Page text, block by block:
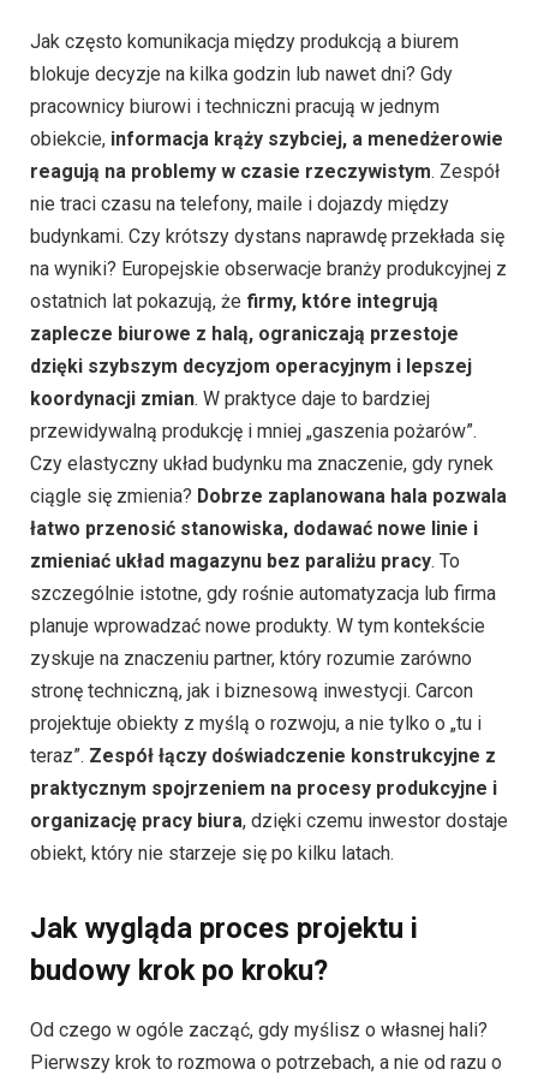
Jak często komunikacja między produkcją a biurem
blokuje decyzje na kilka godzin lub nawet dni? Gdy
pracownicy biurowi i techniczni pracują w jednym
obiekcie, informacja krąży szybciej, a menedżerowie
reagują na problemy w czasie rzeczywistym. Zespół
nie traci czasu na telefony, maile i dojazdy między
budynkami. Czy krótszy dystans naprawdę przekłada się
na wyniki? Europejskie obserwacje branży produkcyjnej z
ostatnich lat pokazują, że firmy, które integrują
zaplecze biurowe z halą, ograniczają przestoje
dzięki szybszym decyzjom operacyjnym i lepszej
koordynacji zmian. W praktyce daje to bardziej
przewidywalną produkcję i mniej „gaszenia pożarów”.
Czy elastyczny układ budynku ma znaczenie, gdy rynek
ciągle się zmienia? Dobrze zaplanowana hala pozwala
łatwo przenosić stanowiska, dodawać nowe linie i
zmieniać układ magazynu bez paraliżu pracy. To
szczególnie istotne, gdy rośnie automatyzacja lub firma
planuje wprowadzać nowe produkty. W tym kontekście
zyskuje na znaczeniu partner, który rozumie zarówno
stronę techniczną, jak i biznesową inwestycji. Carcon
projektuje obiekty z myślą o rozwoju, a nie tylko o „tu i
teraz”. Zespół łączy doświadczenie konstrukcyjne z
praktycznym spojrzeniem na procesy produkcyjne i
organizację pracy biura, dzięki czemu inwestor dostaje
obiekt, który nie starzeje się po kilku latach.
Jak wygląda proces projektu i
budowy krok po kroku?
Od czego w ogóle zacząć, gdy myślisz o własnej hali?
Pierwszy krok to rozmowa o potrzebach, a nie od razu o